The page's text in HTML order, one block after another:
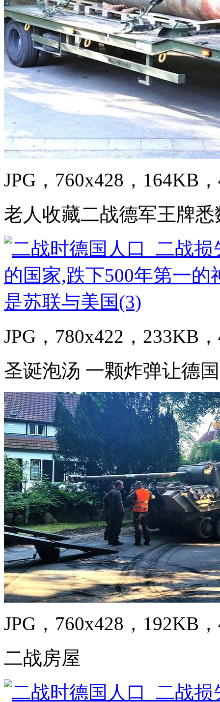
JPG，760x428，164KB
老人收藏二战德军王牌
JPG，780x422，233KB
圣诞泡汤 一颗炸弹让德
JPG，760x428，192KB
二战房屋